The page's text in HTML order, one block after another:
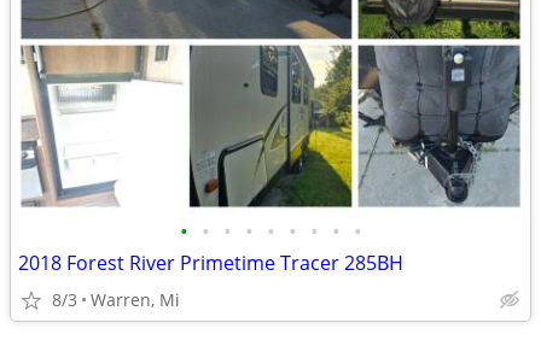
• • • • • • • • •
2018 Forest River Primetime Tracer 285BH
8/3 Warren, Mi